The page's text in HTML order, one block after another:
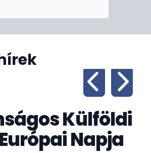
Külföldi
Napja